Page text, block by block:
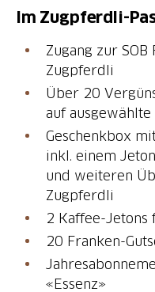
Im Zugpferdli-
Zugang zur
Zugpferdli
Über 20
auf
Geschenkbox
inkl. einem
und weiteren
Zugpferdli
2 Kaffee-Jetons
20 Franken-
«Essenz»